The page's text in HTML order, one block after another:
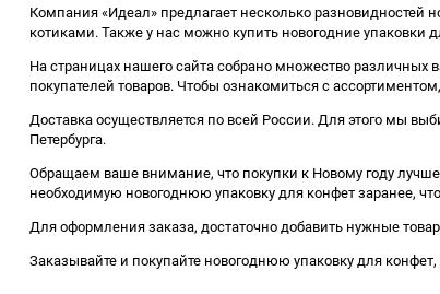
Компания «Идеал» предлагает несколько
котиками. Также у нас можно купить новогодние
На страницах нашего сайта собрано множество
покупателей товаров. Чтобы ознакомиться с
Доставка осуществляется по всей России. Для этого мы
Петербурга.
Обращаем ваше внимание, что покупки к Новому году
необходимую новогоднюю упаковку для конфет заранее,
Для оформления заказа, достаточно добавить нужные
Заказывайте и покупайте новогоднюю упаковку для конфет,